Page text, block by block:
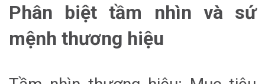
Phân biệt tầm nhìn và sứ
mệnh thương hiệu